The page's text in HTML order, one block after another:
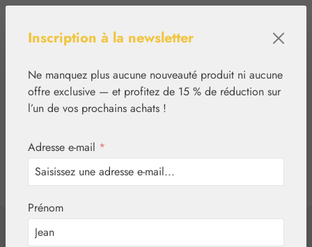
tcinn-a11y-toolbar.show
Inscription à la newsletter
Ne manquez plus aucune nouveauté produit ni aucune
offre exclusive — et profitez de 15 % de réduction sur
l’un de vos prochains achats !
Adresse e-mail *
Prénom